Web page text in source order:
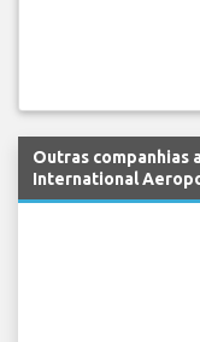
Outras companhias
International